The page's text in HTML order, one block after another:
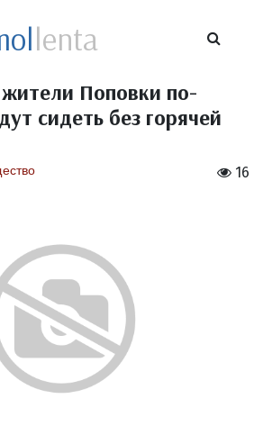
lenta
Поповки по-
сидеть без горячей
16